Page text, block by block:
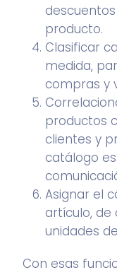
producto.
Clasificar
medida,
compras y
productos
clientes y
catálogo
Asignar el
artículo, de
unidades
Con esas